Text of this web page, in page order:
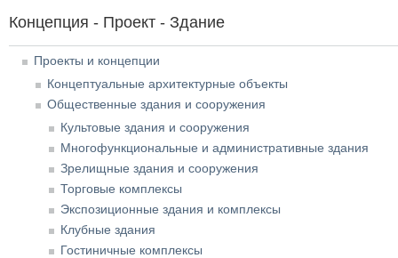
Концепция - Проект - Здание
Проекты и концепции
Концептуальные архитектурные объекты
Общественные здания и сооружения
Культовые здания и сооружения
Многофункциональные и административные здания
Зрелищные здания и сооружения
Торговые комплексы
Экспозиционные здания и комплексы
Клубные здания
Гостиничные комплексы